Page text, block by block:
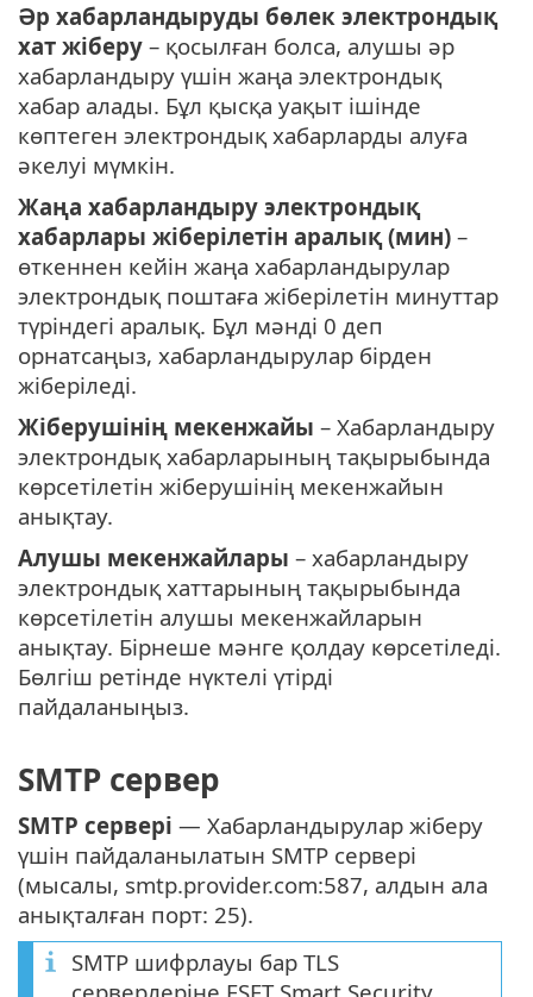
Әр хабарландыруды бөлек электрондық
хат жіберу – қосылған болса, алушы әр
хабарландыру үшін жаңа электрондық
хабар алады. Бұл қысқа уақыт ішінде
көптеген электрондық хабарларды алуға
әкелуі мүмкін.
Жаңа хабарландыру электрондық
хабарлары жіберілетін аралық (мин) –
өткеннен кейін жаңа хабарландырулар
электрондық поштаға жіберілетін минуттар
түріндегі аралық. Бұл мәнді 0 деп
орнатсаңыз, хабарландырулар бірден
жіберіледі.
Жіберушінің мекенжайы – Хабарландыру
электрондық хабарларының тақырыбында
көрсетілетін жіберушінің мекенжайын
анықтау.
Алушы мекенжайлары – хабарландыру
электрондық хаттарының тақырыбында
көрсетілетін алушы мекенжайларын
анықтау. Бірнеше мәнге қолдау көрсетіледі.
Бөлгіш ретінде нүктелі үтірді
пайдаланыңыз.
SMTP сервер
SMTP сервері — Хабарландырулар жіберу
үшін пайдаланылатын SMTP сервері
(мысалы, smtp.provider.com:587, алдын ала
анықталған порт: 25).
SMTP шифрлауы бар TLS